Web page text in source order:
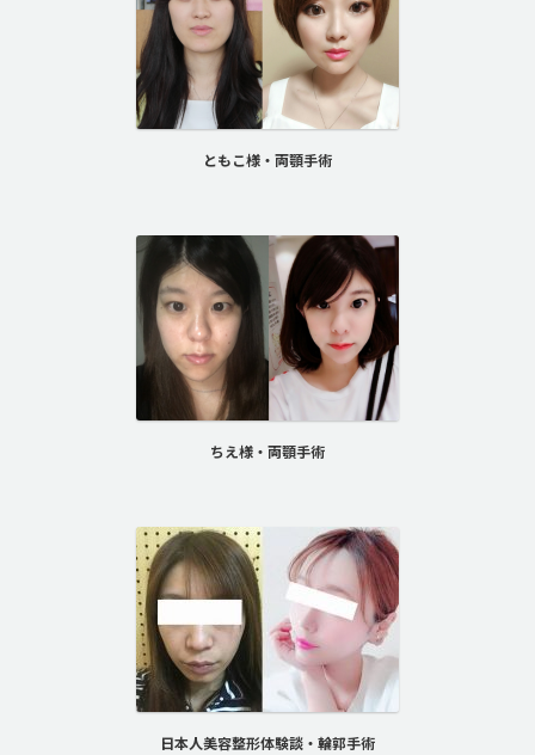
ともこ様・両顎手術
ちえ様・両顎手術
日本人美容整形体験談・輪郭手術